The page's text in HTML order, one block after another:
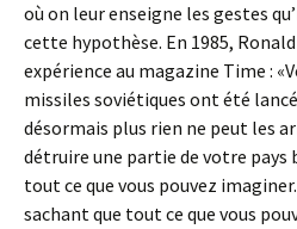
où on leur enseigne les gestes
cette hypothèse. En 1985,
expérience au magazine Time :
missiles soviétiques ont été
désormais plus rien ne peut les
détruire une partie de votre pays
tout ce que vous pouvez
sachant que tout ce que vous